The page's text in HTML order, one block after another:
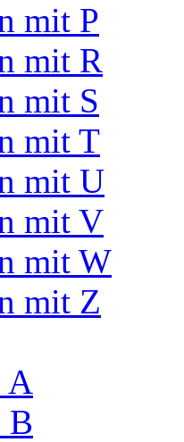
mit P
mit R
mit S
mit T
mit U
mit V
mit W
mit Z
A
B